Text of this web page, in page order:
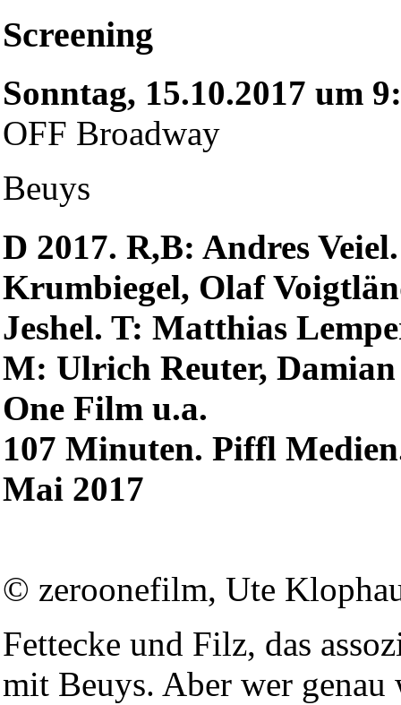
Screening
Sonntag, 15.10.2017 um
OFF Broadway
Beuys
D 2017. R,B: Andres
Krumbiegel, Olaf
Jeshel. T: Matthias
M: Ulrich Reuter,
One Film u.a.
107 Minuten. Piffl
Mai 2017
© zeroonefilm, Ute
Fettecke und Filz, das
mit Beuys. Aber wer